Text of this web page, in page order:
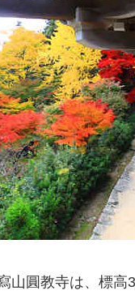
山圓教寺は、標高